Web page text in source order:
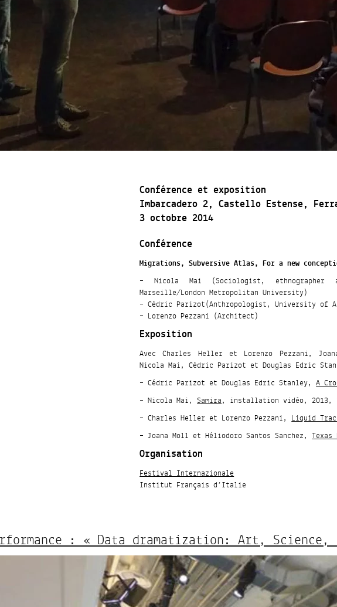
Conférence et exposition
Imbarcadero 2, Castello Estense,
3 octobre 2014
Conférence
Migrations, Subversive Atlas, For a new
– Nicola Mai (Sociologist,
Marseille/London Metropolitan University)
– Cédric Parizot(Anthropologist, University of
– Lorenzo Pezzani (Architect)
Exposition
Avec Charles Heller et Lorenzo Pezzani,
Nicola Mai, Cédric Parizot et Douglas Edric
– Cédric Parizot et Douglas Edric Stanley,A
– Nicola Mai,Samira, installation vidéo, 2013,
– Charles Heller et Lorenzo Pezzani,Liquid
– Joana Moll et Héliodoro Santos Sanchez,
Organisation
Festival Internazionale
Institut Français d’Italie
: « Data dramatization: Art,